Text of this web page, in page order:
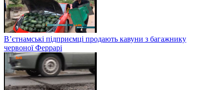
В’єтнамські підприємці продають кавуни з багажнику
червоної Феррарі